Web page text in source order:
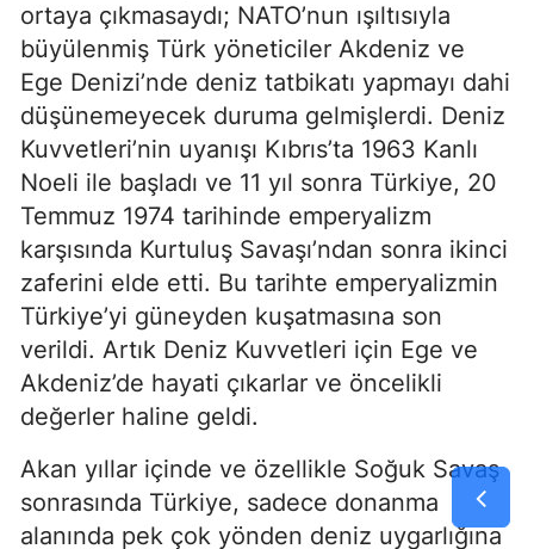
ortaya çıkmasaydı; NATO’nun ışıltısıyla
büyülenmiş Türk yöneticiler Akdeniz ve
Ege Denizi’nde deniz tatbikatı yapmayı dahi
düşünemeyecek duruma gelmişlerdi. Deniz
Kuvvetleri’nin uyanışı Kıbrıs’ta 1963 Kanlı
Noeli ile başladı ve 11 yıl sonra Türkiye, 20
Temmuz 1974 tarihinde emperyalizm
karşısında Kurtuluş Savaşı’ndan sonra ikinci
zaferini elde etti. Bu tarihte emperyalizmin
Türkiye’yi güneyden kuşatmasına son
verildi. Artık Deniz Kuvvetleri için Ege ve
Akdeniz’de hayati çıkarlar ve öncelikli
değerler haline geldi.
Akan yıllar içinde ve özellikle Soğuk Savaş
sonrasında Türkiye, sadece donanma
alanında pek çok yönden deniz uygarlığına